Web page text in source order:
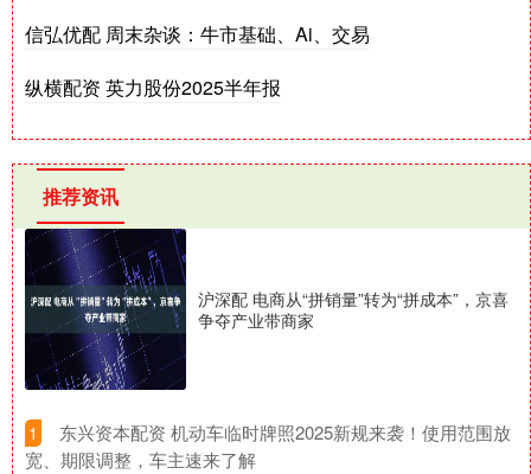
信弘优配 周末杂谈：牛市基础、Ai、交易
纵横配资 英力股份2025半年报
推荐资讯
沪深配 电商从“拼销量”转为“拼成本”，京喜
争夺产业带商家
1
​东兴资本配资 机动车临时牌照2025新规来袭！使用范围放
宽、期限调整，车主速来了解